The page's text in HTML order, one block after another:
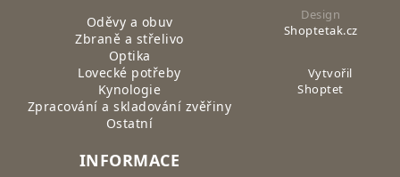
Oděvy a obuv
Zbraně a střelivo
Optika
Lovecké potřeby
Kynologie
Zpracování a skladování zvěřiny
Ostatní
INFORMACE
Design
Shoptetak.cz
Vytvořil
Shoptet